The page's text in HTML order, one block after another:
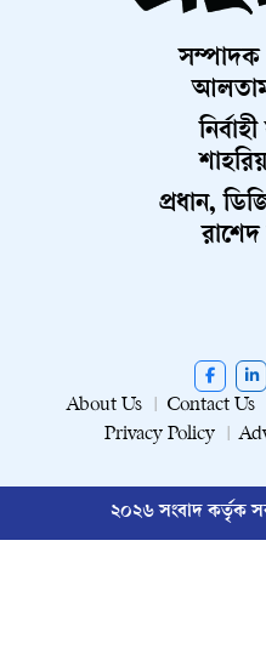
সম্পাদক
প্রধান,
About Us Contact Us
Privacy Policy
২০২৬ সংবাদ কর্তৃক